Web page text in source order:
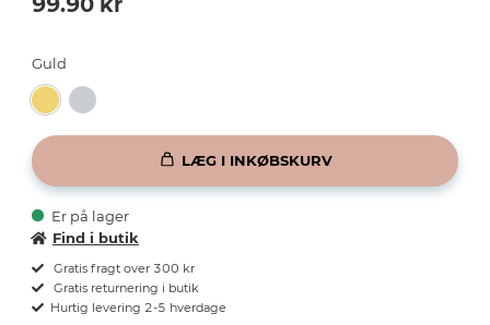
Guld
LÆG I INKØBSKURV
Er på lager
Find i butik
Gratis fragt over 300 kr
Gratis returnering i butik
Hurtig levering 2-5 hverdage